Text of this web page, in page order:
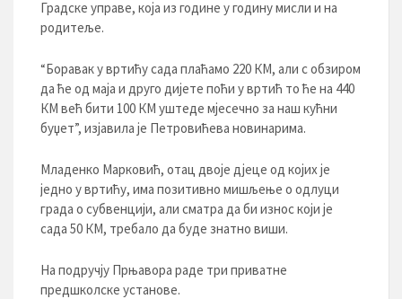
Градске управе, која из године у годину мисли и на
родитеље.
“Боравак у вртићу сада плаћамо 220 КМ, али с обзиром
да ће од маја и друго дијете поћи у вртић то ће на 440
КМ већ бити 100 КМ уштеде мјесечно за наш кућни
буџет”, изјавила је Петровићева новинарима.
Младенко Марковић, отац двоје дјеце од којих је
једно у вртићу, има позитивно мишљење о одлуци
града о субвенцији, али сматра да би износ који је
сада 50 КМ, требало да буде знатно виши.
На подручју Прњавора раде три приватне
предшколске установе.